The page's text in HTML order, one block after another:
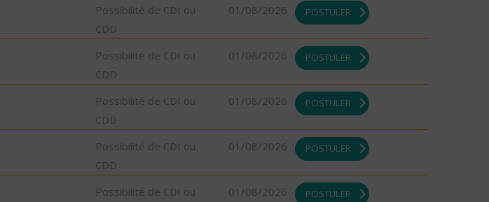
Possibilité de CDI ou
CDD
01/08/2026 POSTULER
Possibilité de CDI ou
CDD
01/08/2026 POSTULER
Possibilité de CDI ou
CDD
01/08/2026 POSTULER
Possibilité de CDI ou
CDD
01/08/2026 POSTULER
Possibilité de CDI ou
01/08/2026 POSTULER